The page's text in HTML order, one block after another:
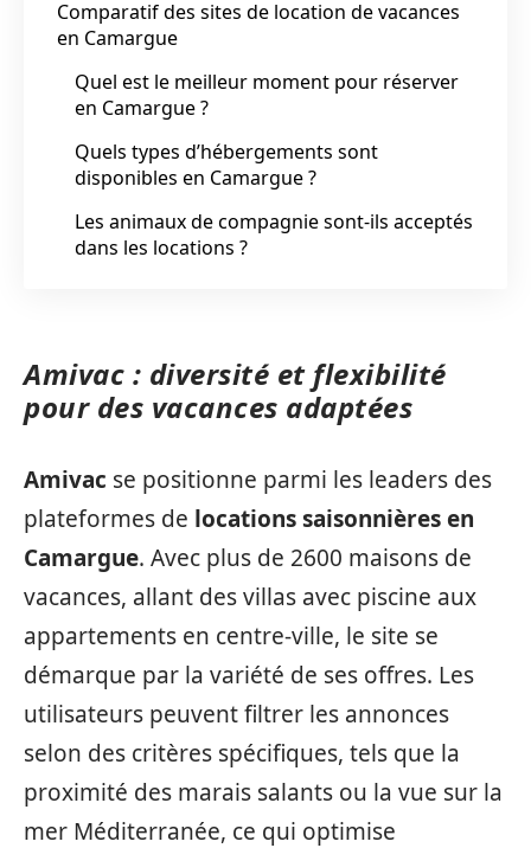
Comparatif des sites de location de vacances
en Camargue
Quel est le meilleur moment pour réserver
en Camargue ?
Quels types d’hébergements sont
disponibles en Camargue ?
Les animaux de compagnie sont-ils acceptés
dans les locations ?
Amivac : diversité et flexibilité
pour des vacances adaptées
Amivac se positionne parmi les leaders des
plateformes de locations saisonnières en
Camargue. Avec plus de 2600 maisons de
vacances, allant des villas avec piscine aux
appartements en centre-ville, le site se
démarque par la variété de ses offres. Les
utilisateurs peuvent filtrer les annonces
selon des critères spécifiques, tels que la
proximité des marais salants ou la vue sur la
mer Méditerranée, ce qui optimise